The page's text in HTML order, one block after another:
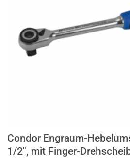
Condor Engraum-
1/2″, mit Finger-